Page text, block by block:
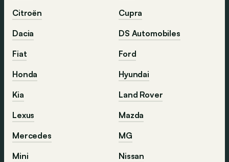
Citroën
Cupra
Dacia
DS Automobiles
Fiat
Ford
Honda
Hyundai
Kia
Land Rover
Lexus
Mazda
Mercedes
MG
Mini
Nissan